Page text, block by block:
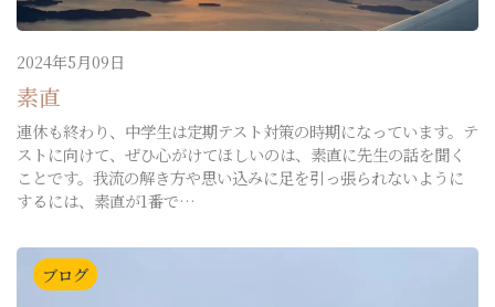
2024年5月09日
素直
連休も終わり、中学生は定期テスト対策の時期になっています。テ
ストに向けて、ぜひ心がけてほしいのは、素直に先生の話を聞く
ことです。我流の解き方や思い込みに足を引っ張られないように
するには、素直が1番で…
ブログ